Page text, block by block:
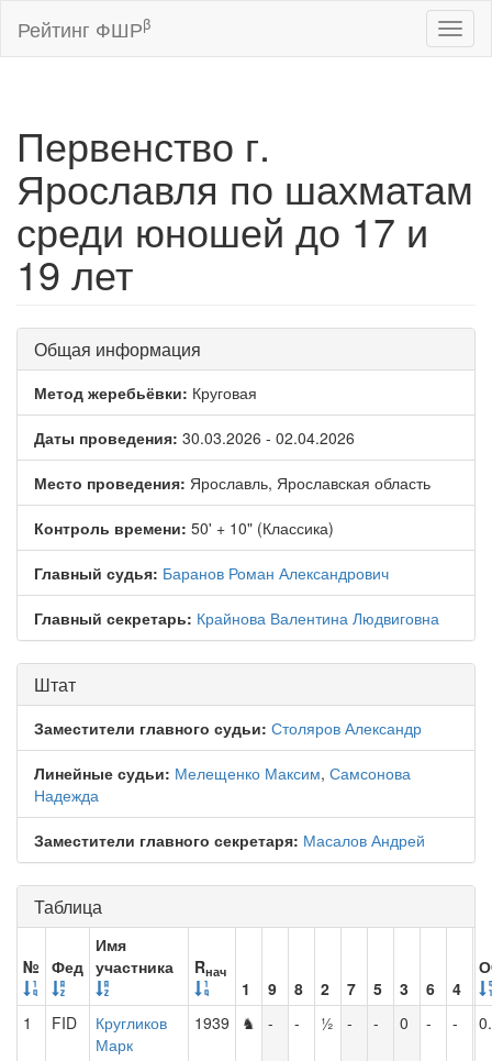
Рейтинг ФШРβ
Первенство г.
Ярославля по шахматам
среди юношей до 17 и
19 лет
Общая информация
Метод жеребьёвки: Круговая
Даты проведения: 30.03.2026 - 02.04.2026
Место проведения: Ярославль, Ярославская область
Контроль времени: 50' + 10" (Классика)
Главный судья: Баранов Роман Александрович
Главный секретарь: Крайнова Валентина Людвиговна
Штат
Заместители главного судьи: Столяров Александр
Линейные судьи: Мелещенко Максим, Самсонова
Надежда
Заместители главного секретаря: Масалов Андрей
Таблица
№ Фед
Имя
участника
Rнач
1 9 8 2 7 5 3 6 4
1 FID
Кругликов
Марк
1939 ♞ - - ½ - - 0 - -